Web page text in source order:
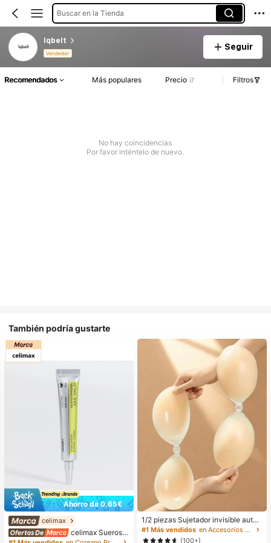
Buscar en la Tienda
lqbelt
Vendedor
Seguir
Recomendados Más populares Precio Filtros
No hay coincidencias
Por favor inténtelo de nuevo.
También podría gustarte
Ahorro de 0,65€
celimax
celimax Sueros y
tratamiento facial
1/2 piezas Sujetador invisible autoa
dhesivo de silicona sin tirantes para
mujeres, adecuado para vestidos d
#1 Más vendidos
en Accesorios antideslizantes para ropa
(100+)